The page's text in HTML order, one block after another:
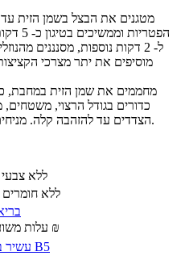
ל- 2 דקות נוספות, מסנננים
מוסיפים את יתר מצרכי
כדורים בגודל הרצוי,
הצדדים עד להזהבה קלה. מניחים בצלחת הגשה עם נייר סופג.
ללא
ללא
עלות משוערת 35 ₪
עשיר בויטמין B5